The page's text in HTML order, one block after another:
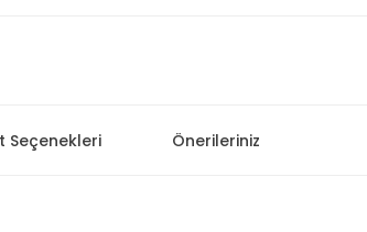
Seçenekleri Önerileriniz